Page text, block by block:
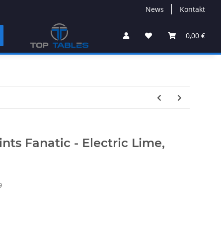
News Kontakt
0,00 €
Fanatic - Electric Lime,